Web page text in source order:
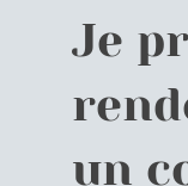
Je
un